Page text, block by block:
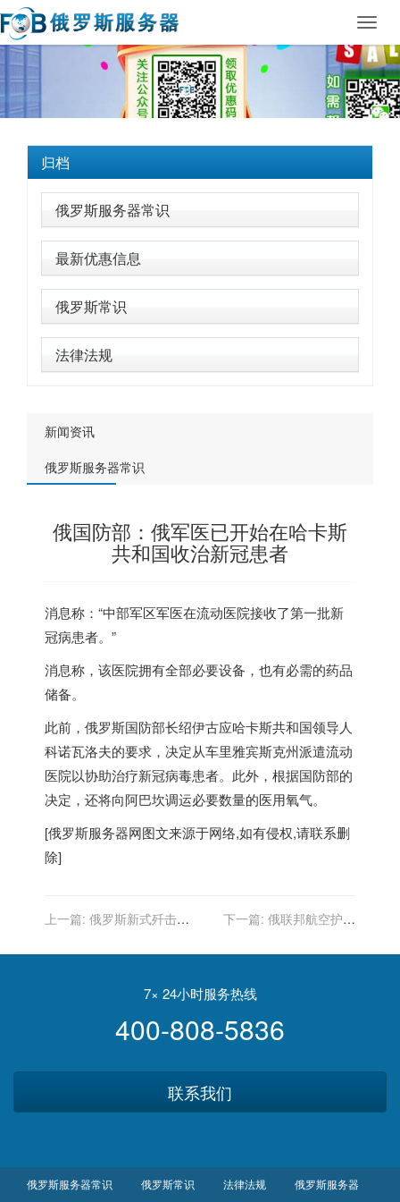
归档
俄罗斯服务器常识
最新优惠信息
俄罗斯常识
法律法规
新闻资讯
俄罗斯服务器常识
俄国防部：俄军医已开始在哈卡斯
共和国收治新冠患者
消息称：“中部军区军医在流动医院接收了第一批新
冠病患者。”
消息称，该医院拥有全部必要设备，也有必需的药品
储备。
此前， 俄罗斯国防部长绍伊古应哈卡斯共和国领导人
科诺瓦洛夫的要求，决定从车里雅宾斯克州派遣流动
医院以协助治疗新冠病毒患者。此外，根据国防部的
决定，还将向阿巴坎调运必要数量的医用氧气。
[俄罗斯服务器网图文来源于网络,如有侵权,请联系删
除]
上一篇: 俄罗斯新式歼击机
下一篇: 俄联邦航空护林
前将一直烟雾弥漫
7× 24小时服务热线
400-808-5836
联系我们
俄罗斯服务器常识 俄罗斯常识 法律法规 俄罗斯服务器